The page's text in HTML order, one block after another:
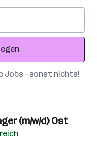
Jobs – sonst nichts!
(m/w/d) Ost